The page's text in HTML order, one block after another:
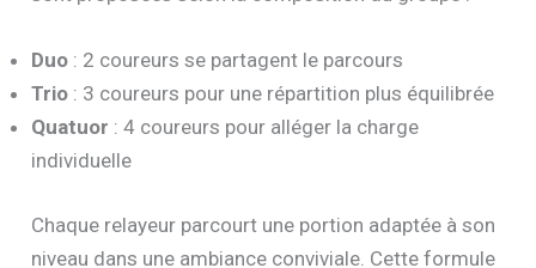
Duo : 2 coureurs se partagent le parcours
Trio : 3 coureurs pour une répartition plus équilibrée
Quatuor : 4 coureurs pour alléger la charge
individuelle
Chaque relayeur parcourt une portion adaptée à son
niveau dans une ambiance conviviale. Cette formule